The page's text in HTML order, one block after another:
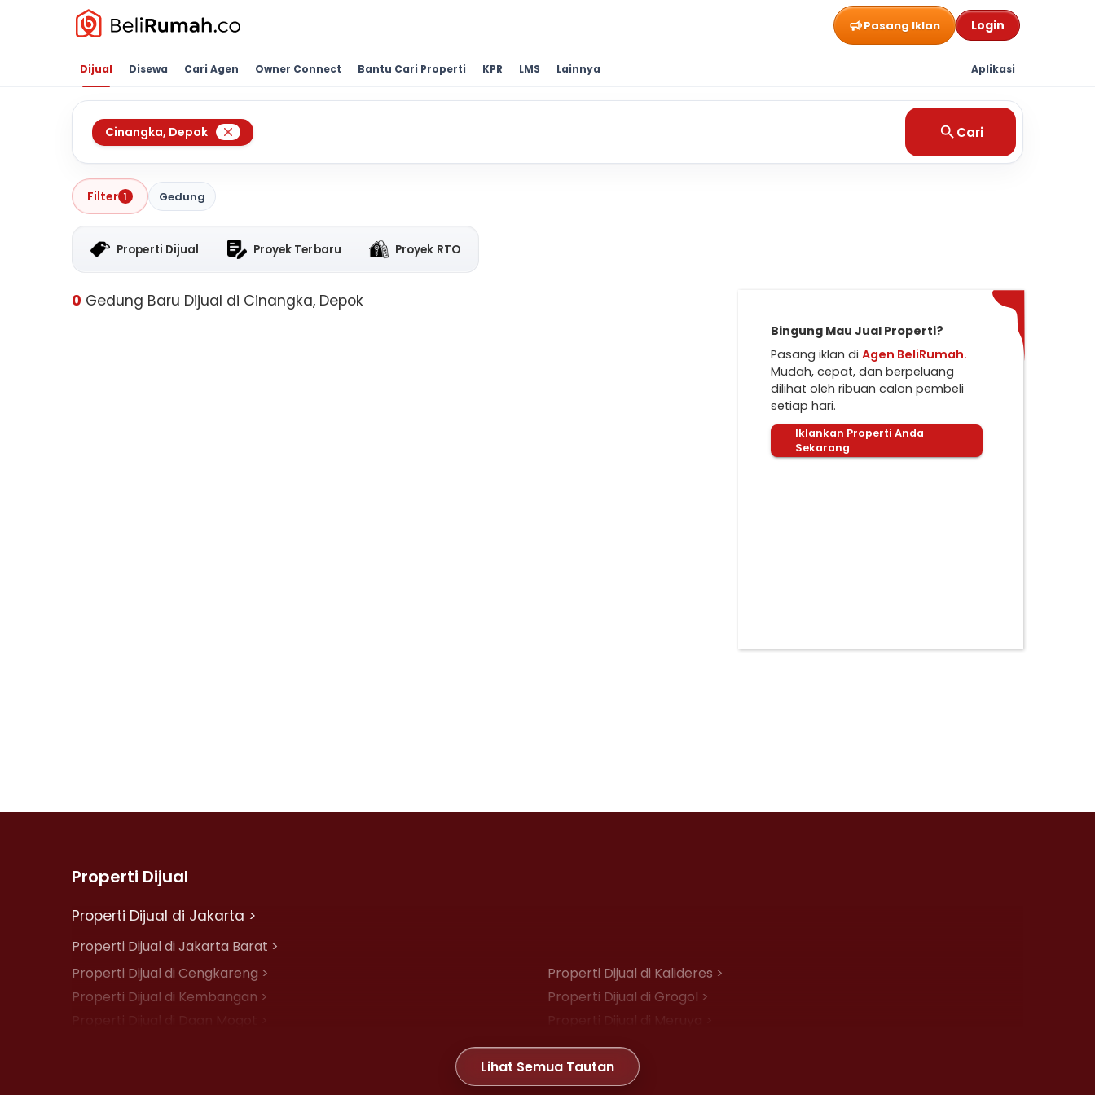
Pasang Iklan Login
Dijual Disewa Cari Agen Owner Connect Bantu Cari Properti KPR LMS Lainnya Aplikasi
Cinangka, Depok Cari
Filter 1 Gedung
Properti Dijual Proyek Terbaru Proyek RTO
0 Gedung Baru Dijual di Cinangka, Depok
Bingung Mau Jual Properti?
Pasang iklan di Agen BeliRumah.
Mudah, cepat, dan berpeluang
dilihat oleh ribuan calon pembeli
setiap hari.
Iklankan Properti Anda
Sekarang
Properti Dijual
Properti Dijual di Jakarta >
Properti Dijual di Jakarta Barat >
Properti Dijual di Cengkareng >
Properti Dijual di Kalideres >
Properti Dijual di Kembangan >
Properti Dijual di Grogol >
Properti Dijual di Daan Mogot >
Properti Dijual di Meruya >
Properti Dijual di Joglo >
Lihat Semua Tautan